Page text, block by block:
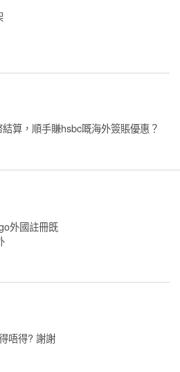
算，順手賺hsbc嘅海外簽賬優惠？
外國註冊既
唔得? 謝謝